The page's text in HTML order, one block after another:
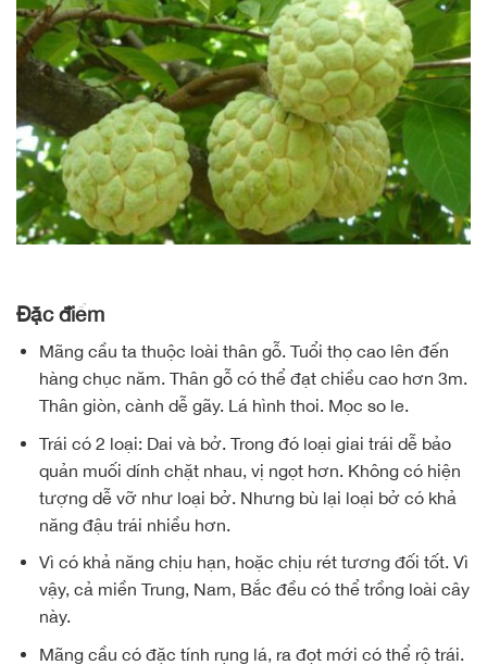
Đặc điểm
Mãng cầu ta thuộc loài thân gỗ. Tuổi thọ cao lên đến
hàng chục năm. Thân gỗ có thể đạt chiều cao hơn 3m.
Thân giòn, cành dễ gãy. Lá hình thoi. Mọc so le.
Trái có 2 loại: Dai và bở. Trong đó loại giai trái dễ bảo
quản muối dính chặt nhau, vị ngọt hơn. Không có hiện
tượng dễ vỡ như loại bở. Nhưng bù lại loại bở có khả
năng đậu trái nhiều hơn.
Vì có khả năng chịu hạn, hoặc chịu rét tương đối tốt. Vì
vậy, cả miền Trung, Nam, Bắc đều có thể trồng loài cây
này.
Mãng cầu có đặc tính rụng lá, ra đọt mới có thể rộ trái.